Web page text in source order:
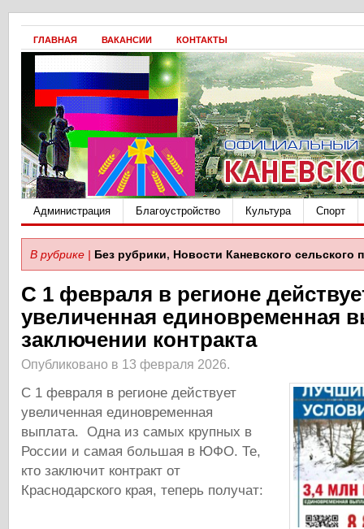
ГЛАВНАЯ ВАКАНСИИ КОНТАКТЫ
Администрация Благоустройство Культура Спорт
В рубрике | Без рубрики, Новости Каневского сельского
С 1 февраля в регионе
увеличенная единовременная
заключении контракта
Опубликовано в 13 февраля 2026.
С 1 февраля в регионе действует
увеличенная единовременная
выплата. Одна из самых крупных в
России и самая большая в ЮФО. Те,
кто заключит контракт от
Краснодарского края, теперь получат: